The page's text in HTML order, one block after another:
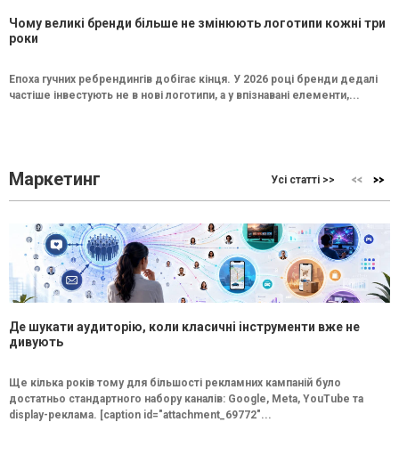
Чому великі бренди більше не змінюють логотипи кожні три
роки
Епоха гучних ребрендингів добігає кінця. У 2026 році бренди дедалі
частіше інвестують не в нові логотипи, а у впізнавані елементи,...
Маркетинг Усі статті >>
Де шукати аудиторію, коли класичні інструменти вже не
дивують
Ще кілька років тому для більшості рекламних кампаній було
достатньо стандартного набору каналів: Google, Meta, YouTube та
display-реклама. [caption id="attachment_69772"...